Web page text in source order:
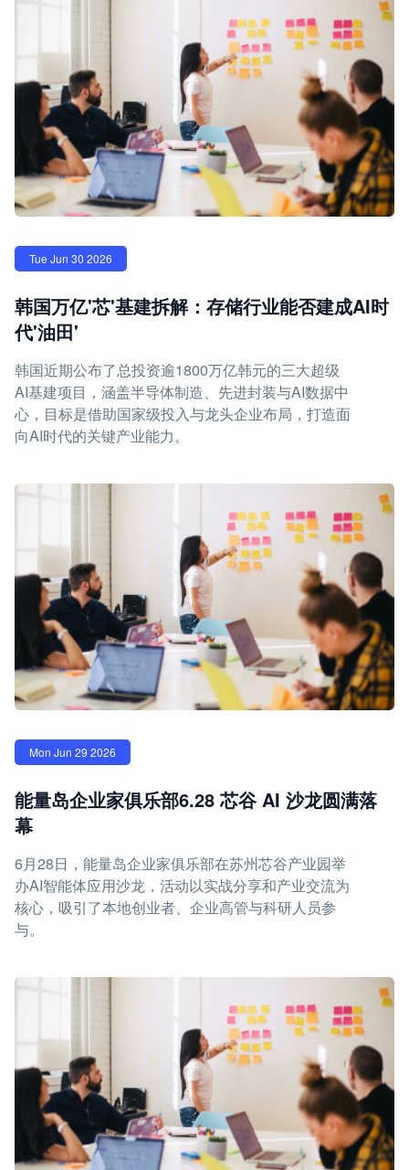
Tue Jun 30 2026
韩国万亿'芯'基建拆解：存储行业能否建成AI时
代'油田'
韩国近期公布了总投资逾1800万亿韩元的三大超级
AI基建项目，涵盖半导体制造、先进封装与AI数据中
心，目标是借助国家级投入与龙头企业布局，打造面
向AI时代的关键产业能力。
Mon Jun 29 2026
能量岛企业家俱乐部6.28 芯谷 AI 沙龙圆满落
幕
6月28日，能量岛企业家俱乐部在苏州芯谷产业园举
办AI智能体应用沙龙，活动以实战分享和产业交流为
核心，吸引了本地创业者、企业高管与科研人员参
与。